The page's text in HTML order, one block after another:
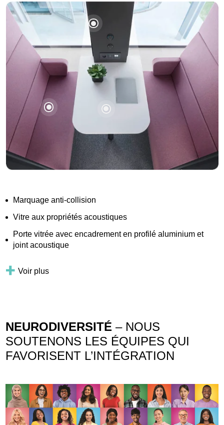
Marquage anti-collision
Vitre aux propriétés acoustiques
Porte vitrée avec encadrement en profilé aluminium et
joint acoustique
Voir plus
NEURODIVERSITÉ – NOUS
SOUTENONS LES ÉQUIPES QUI
FAVORISENT L’INTÉGRATION